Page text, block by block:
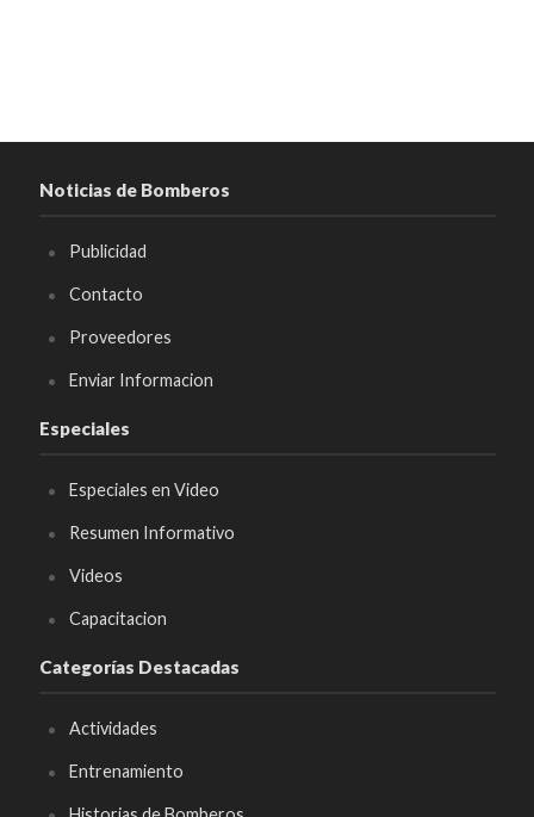
Noticias de Bomberos
Publicidad
Contacto
Proveedores
Enviar Informacion
Especiales
Especiales en Video
Resumen Informativo
Videos
Capacitacion
Categorías Destacadas
Actividades
Entrenamiento